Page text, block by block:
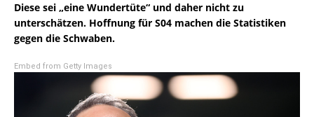
Diese sei „eine Wundertüte“ und daher nicht zu
unterschätzen. Hoffnung für S04 machen die Statistiken
gegen die Schwaben.
Embed from Getty Images